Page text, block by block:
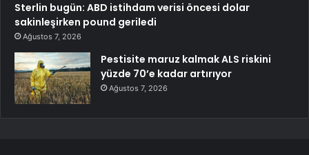
Sterlin bugün: ABD istihdam verisi öncesi dolar
sakinleşirken pound geriledi
Ağustos 7, 2026
Pestisite maruz kalmak ALS riskini
yüzde 70’e kadar artırıyor
Ağustos 7, 2026